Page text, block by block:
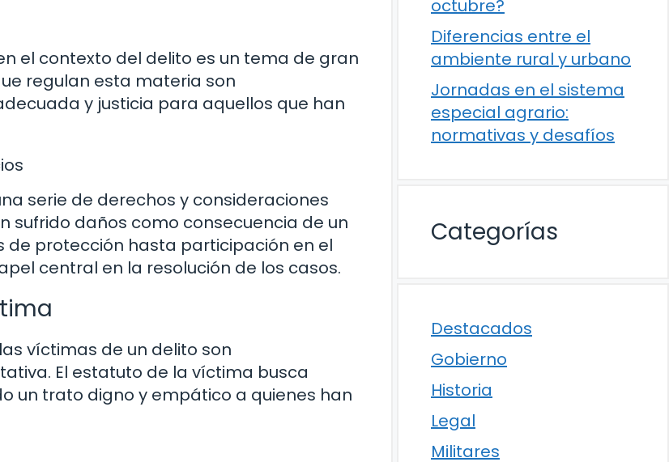
el contexto del delito es un tema de gran
regulan esta materia son
y justicia para aquellos que han
serie de derechos y consideraciones
sufrido daños como consecuencia de un
protección hasta participación en el
central en la resolución de los casos.
víctimas de un delito son
El estatuto de la víctima busca
un trato digno y empático a quienes han
octubre?
Diferencias entre el
ambiente rural y urbano
Jornadas en el sistema
especial agrario:
normativas y desafíos
Categorías
Destacados
Gobierno
Historia
Legal
Militares